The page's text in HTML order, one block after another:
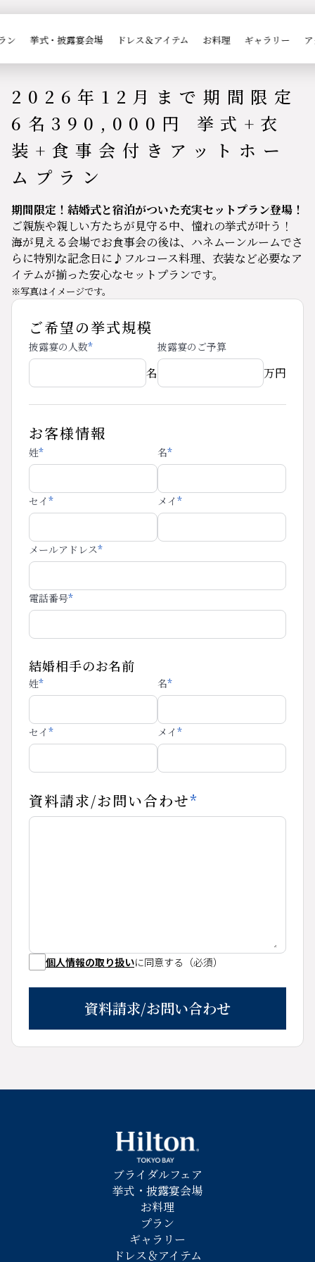
ン 挙式・披露宴会場 ドレス＆アイテム お料理 ギャラリー
2026年12月まで期間限定
6名390,000円 挙式+衣
装+食事会付きアットホー
ムプラン
期間限定！結婚式と宿泊がついた充実セットプラン登場！
ご親族や親しい方たちが見守る中、憧れの挙式が叶う！
海が見える会場でお食事会の後は、ハネムーンルームでさ
らに特別な記念日に♪フルコース料理、衣装など必要なア
イテムが揃った安心なセットプランです。
※写真はイメージです。
ご希望の挙式規模
披露宴の人数*
名
披露宴のご予算
万円
お客様情報
姓* 名*
セイ * メイ *
メールアドレス*
電話番号*
結婚相手のお名前
姓* 名*
セイ * メイ *
資料請求/お問い合わせ*
個人情報の取り扱いに同意する（必須）
資料請求/お問い合わせ
ブライダルフェア
挙式・披露宴会場
お料理
プラン
ギャラリー
ドレス＆アイテム